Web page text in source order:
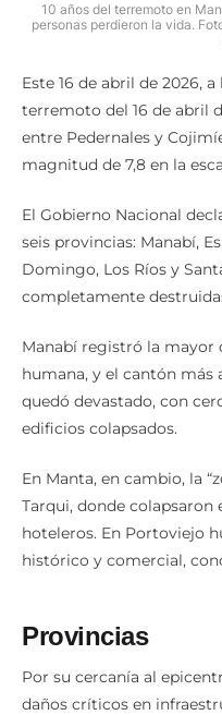
10 años del terremoto en
personas perdieron la vida.
Este 16 de abril de 2026,
terremoto del 16 de abril
entre Pedernales y
magnitud de 7,8 en la
El Gobierno Nacional
seis provincias: Manabí,
Domingo, Los Ríos y
completamente
Manabí registró la mayor
humana, y el cantón más
quedó devastado, con
edificios colapsados.
En Manta, en cambio, la
Tarqui, donde
hoteleros. En Portoviejo
histórico y comercial,
Provincias
Por su cercanía al
daños críticos en